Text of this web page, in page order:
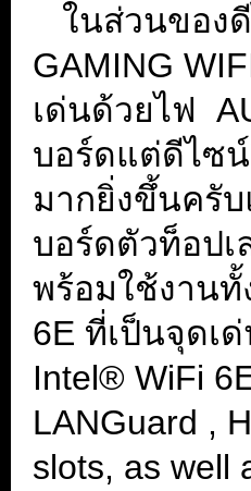
ในส่วนของ
GAMING
เด่นด้วยไฟ
บอร์ดแต่ดีไซ
มากยิ่งขึ้นครั
บอร์ดตัวท็อปเ
พร้อมใช้งานทั้
6E ที่เป็นจุดเ
Intel® WiFi
LANGuard ,
slots, as well